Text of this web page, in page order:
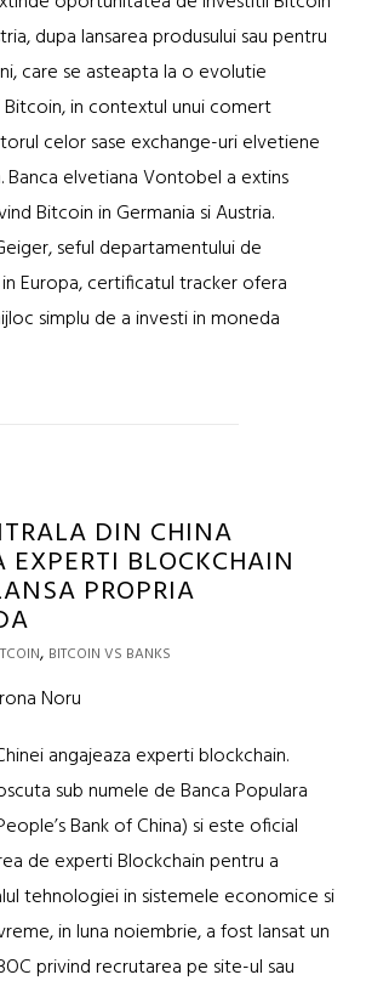
dupa lansarea produsului sau pentru
care se asteapta la o evolutie
in contextul unui comert
celor sase exchange-uri elvetiene
Banca elvetiana Vontobel a extins
Bitcoin in Germania si Austria.
seful departamentului de
Europa, certificatul tracker ofera
simplu de a investi in moneda
DIN CHINA
EXPERTI BLOCKCHAIN
PROPRIA
, BITCOIN VS BANKS
Noru
angajeaza experti blockchain.
sub numele de Banca Populara
Bank of China) si este oficial
de experti Blockchain pentru a
tehnologiei in sistemele economice si
in luna noiembrie, a fost lansat un
privind recrutarea pe site-ul sau